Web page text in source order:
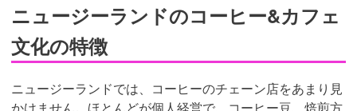
ニュージーランドのコーヒー&カフェ
文化の特徴
ニュージーランドでは、コーヒーのチェーン店をあまり見